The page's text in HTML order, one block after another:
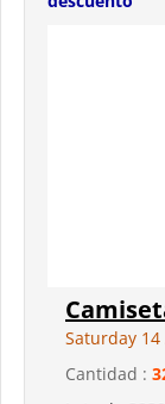
Saturday
Cantidad :